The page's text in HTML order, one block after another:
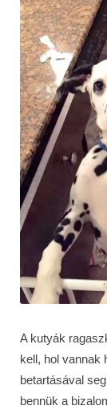
A kutyák
kell, hol vannak
betartásával
bennük a